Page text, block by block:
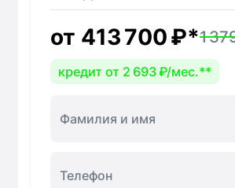
от 413 700 ₽*1
кредит от 2 693 ₽/мес.**